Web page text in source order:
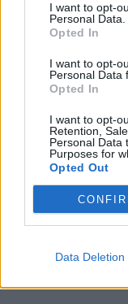
I want to opt-
Personal Data.
Opted In
I want to opt-
Personal Data
Opted In
I want to opt-
Retention,
Personal Data
Purposes for
Opted Out
Data Deletion